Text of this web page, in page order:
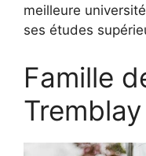
meilleure
ses études
Famille
Tremblay